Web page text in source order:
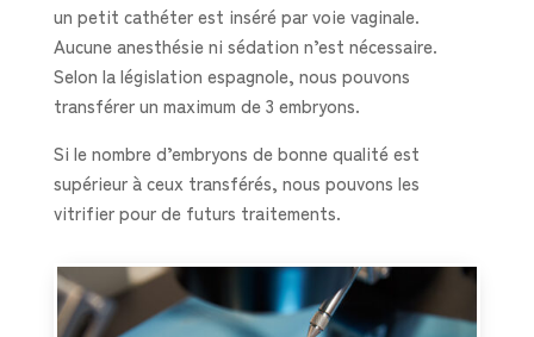
un petit cathéter est inséré par voie vaginale.
Aucune anesthésie ni sédation n’est nécessaire.
Selon la législation espagnole, nous pouvons
transférer un maximum de 3 embryons.
Si le nombre d’embryons de bonne qualité est
supérieur à ceux transférés, nous pouvons les
vitrifier pour de futurs traitements.